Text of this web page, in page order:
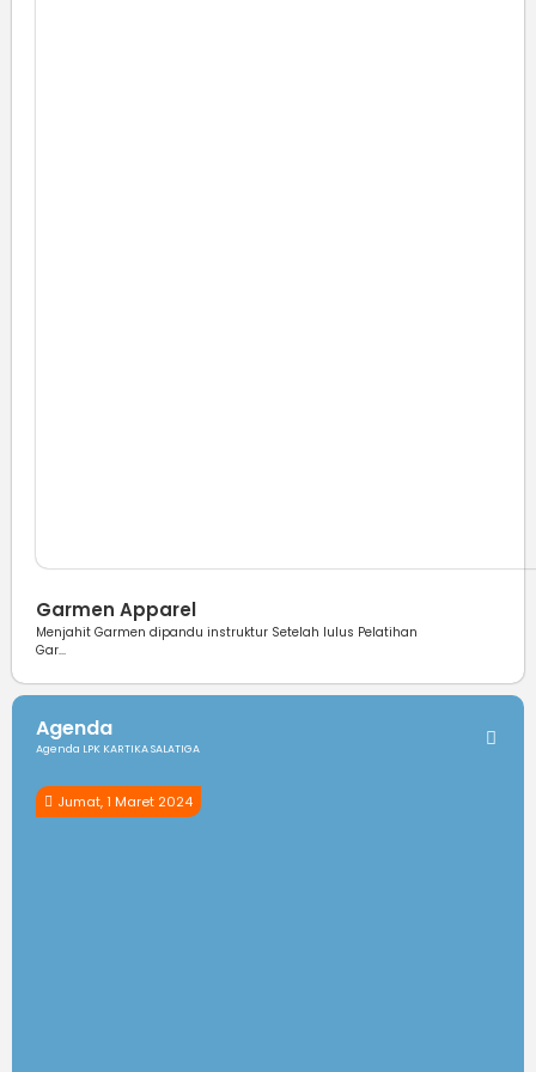
Garmen Apparel
Menjahit Garmen dipandu instruktur Setelah lulus Pelatihan
Gar...
Agenda
Agenda LPK KARTIKA SALATIGA
Jumat, 1 Maret 2024